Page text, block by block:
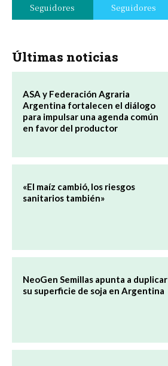
Seguidores Seguidores
Últimas noticias
ASA y Federación Agraria
Argentina fortalecen el diálogo
para impulsar una agenda común
en favor del productor
«El maíz cambió, los riesgos
sanitarios también»
NeoGen Semillas apunta a duplicar
su superficie de soja en Argentina